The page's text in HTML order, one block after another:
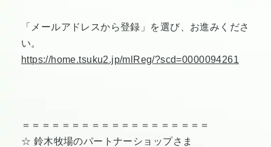
「メールアドレスから登録」を選び、お進みくださ
い。
https://home.tsuku2.jp/mlReg/?scd=0000094261
＝＝＝＝＝＝＝＝＝＝＝＝＝＝＝＝＝＝＝
☆ 鈴木牧場のパートナーショップさま